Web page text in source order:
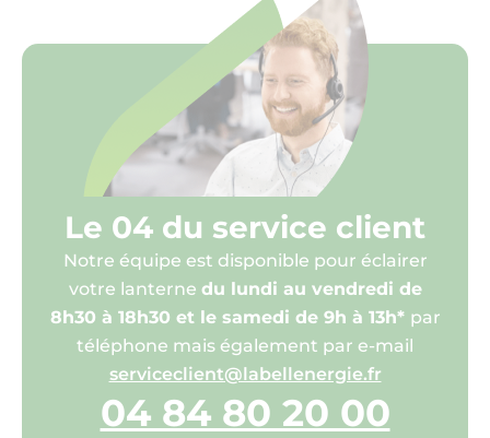
Le 04 du service client
Notre équipe est disponible pour éclairer
votre lanterne du lundi au vendredi de
8h30 à 18h30 et le samedi de 9h à 13h* par
téléphone mais également par e-mail
serviceclient@labellenergie.fr
04 84 80 20 00